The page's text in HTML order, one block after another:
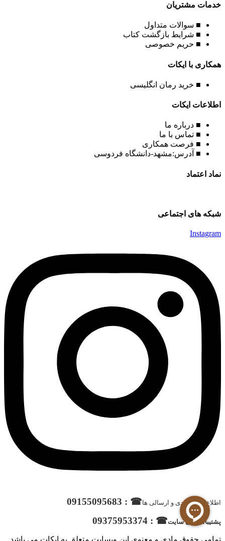
خدمات مشتریان
■ سوالات متداول
■ شرایط بازگشت کتاب
■ حریم خصوصی
همکاری با ایکات
■ خرید رمان انگلیسی
اطلاعات ایکات
■ درباره ما
■ تماس با ما
■ فرصت همکاری
■ آدرس:مشهد-دانشگاه فردوسی
نماد اعتماد
شبکه های اجتماعی
Instagram
اطلاع از موجودی و ارسالی ها☎ : 09155095683
پشتیبانی فنی سایت☎ : 09375953374
تمامی حقوق مادی و معنوی این وبسایت متعلق به ایکات می باشد.